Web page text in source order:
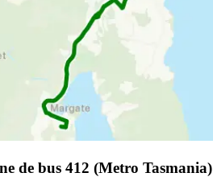
de bus 412 (Metro Tasmania)